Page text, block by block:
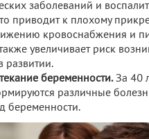
заболеваний и
приводит к плохому
кровоснабжения и
увеличивает риск
развитии.
беременности.За 40
различные
беременности.